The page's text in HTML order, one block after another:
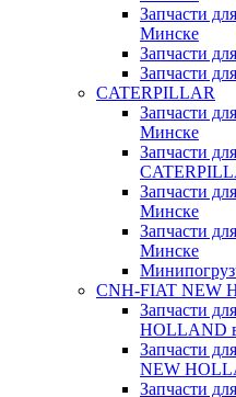
Запчасти
Минске
Запчасти
Запчасти
CATERPILLAR
Запчасти
Минске
Запчасти
Запчасти
Минске
Запчасти
Минскe
CNH-FIAT NEW
Запчасти
HOLLAND
Запчасти
NEW
Запчасти